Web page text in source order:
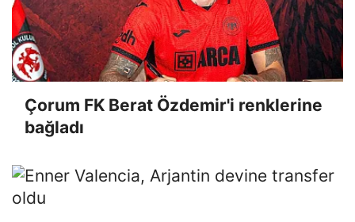
Çorum FK Berat Özdemir'i renklerine
bağladı